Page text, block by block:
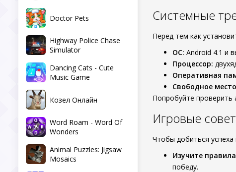
Doctor Pets
Highway Police Chase
Simulator
Dancing Cats - Cute
Music Game
Козел Онлайн
Word Roam - Word Of
Wonders
Animal Puzzles: Jigsaw
Mosaics
Системные
Перед тем как
ОС: Android 4.1 и
Процессор:
Оперативная
Свободное
Попробуйте проверить
Игровые
Чтобы добиться
Изучите
победу.